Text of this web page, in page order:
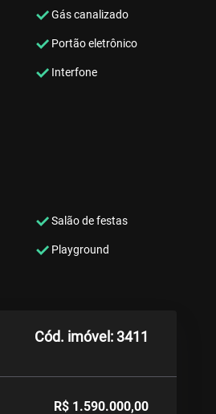
Gás canalizado
Portão eletrônico
Interfone
Salão de festas
Playground
Cód. imóvel: 3411
R$ 1.590.000,00